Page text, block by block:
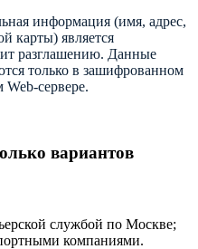
информация (имя, адрес,
карты) является
разглашению. Данные
только в зашифрованном
сервере.
вариантов
службой по Москве;
компаниями.